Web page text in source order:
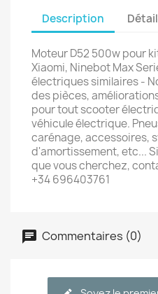
Description
Moteur D52 500w pour
Xiaomi, Ninebot Max
électriques similaires -
des pièces,
pour tout scooter
véhicule électrique.
carénage, accessoires,
d'amortissement, etc...
que vous cherchez,
+34 696403761
Commentaires (0)